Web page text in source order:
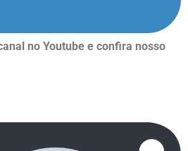
no Youtube e confira nosso